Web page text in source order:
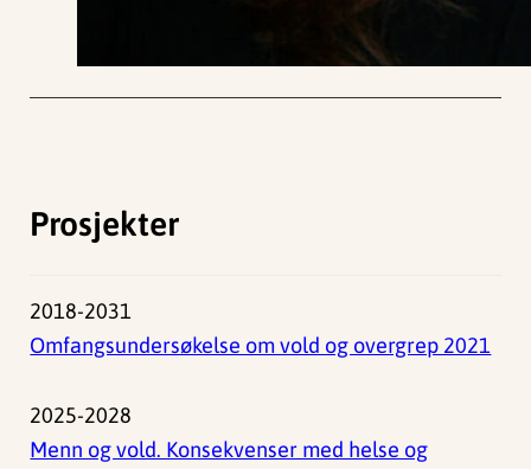
Prosjekter
2018-2031
Omfangsundersøkelse om vold og overgrep 2021
2025-2028
Menn og vold. Konsekvenser med helse og